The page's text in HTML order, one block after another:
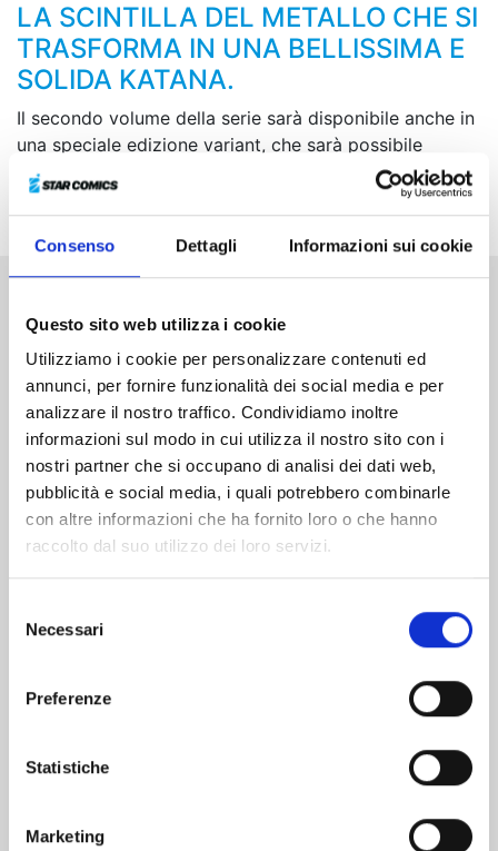
Consenso Dettagli Informazioni sui cookie
Questo sito web utilizza i cookie
Utilizziamo i cookie per personalizzare contenuti ed
annunci, per fornire funzionalità dei social media e per
analizzare il nostro traffico. Condividiamo inoltre
informazioni sul modo in cui utilizza il nostro sito con i
nostri partner che si occupano di analisi dei dati web,
pubblicità e social media, i quali potrebbero combinarle
con altre informazioni che ha fornito loro o che hanno
raccolto dal suo utilizzo dei loro servizi.
delNecessari
Preferenze
Statistiche
Marketing
LA SCINTILLA DEL METALLO CHE SI
TRASFORMA IN UNA BELLISSIMA E
SOLIDA KATANA.
Il secondo volume della serie sarà disponibile anche in
una speciale edizione variant, che sarà possibile
inserire all’interno del box allegato alla Variant Cover
Edition di Kagurabachi 1.
Altri volumi della serie